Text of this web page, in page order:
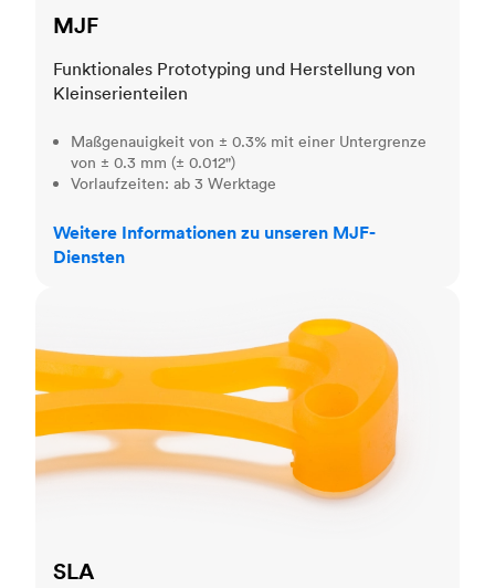
MJF
Funktionales Prototyping und Herstellung von
Kleinserienteilen
Maßgenauigkeit von ± 0.3% mit einer Untergrenze
von ± 0.3 mm (± 0.012")
Vorlaufzeiten: ab 3 Werktage
Weitere Informationen zu unseren MJF-
Diensten
SLA